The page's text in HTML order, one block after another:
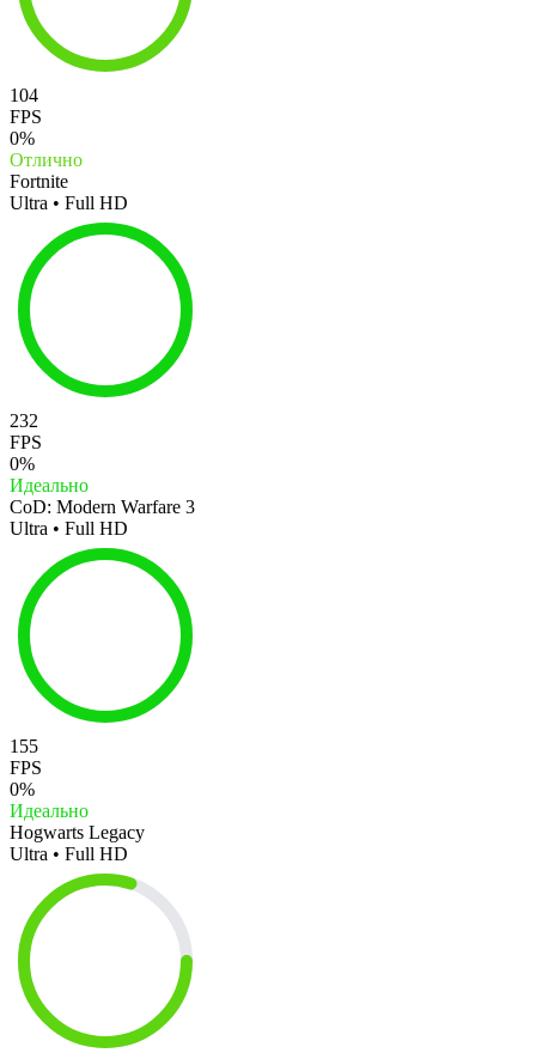
104
FPS
0%
Отлично
Fortnite
Ultra • Full HD
232
FPS
0%
Идеально
CoD: Modern Warfare 3
Ultra • Full HD
155
FPS
0%
Идеально
Hogwarts Legacy
Ultra • Full HD